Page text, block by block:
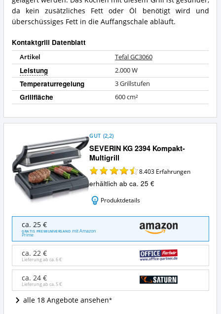
da kein zusätzliches Fett oder Öl benötigt wird und
überschüssiges Fett in die Auffangschale abläuft.
Kontaktgrill Datenblatt
Artikel Tefal GC3060
Leistung 2.000W
Temperaturregelung 3 Grillstufen
Grillfläche 600cm²
SEVERIN KG 2394 Kompakt-
Multigrill
GUT (2,2)
8.403 Erfahrungen
erhältlich ab ca. 25 €
Produktdetails
SEVERIN
2394
Kompakt-
Multigrill
Angebote:
dieser
Kontaktgrill
ca. 25 €
GRATIS PREMIUMVERSAND mit Amazon
Prime
ca. 22 €
Lieferung ab ca.6 €
ca. 24 €
Lieferung ab ca.5 €
alle 18 Angebote ansehen